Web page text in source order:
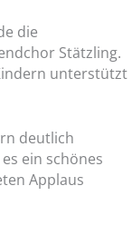
die
Stätzling.
unterstützt
deutlich
ein schönes
Applaus